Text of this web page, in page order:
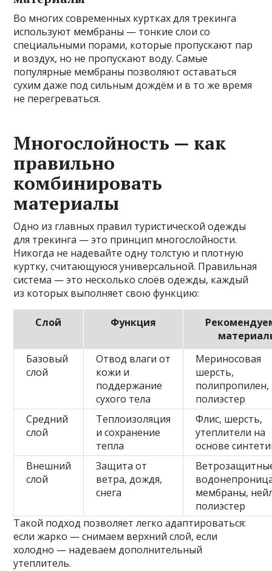
Во многих современных куртках для трекинга
используют мембраны — тонкие слои со
специальными порами, которые пропускают пар
и воздух, но не пропускают воду. Самые
популярные мембраны позволяют оставаться
сухим даже под сильным дождём и в то же время
не перегреваться.
Многослойность — как
правильно
комбинировать
материалы
Одно из главных правил туристической одежды
для трекинга — это принцип многослойности.
Никогда не надевайте одну толстую и плотную
куртку, считающуюся универсальной. Правильная
система — это несколько слоёв одежды, каждый
из которых выполняет свою функцию:
Слой Функция
Базовый
слой
Отвод влаги от
кожи и
поддержание
сухого тела
Мериносовая
шерсть,
полипропилен,
полиэстер
Средний
слой
Теплоизоляция
и сохранение
тепла
Флис, шерсть,
утеплители на
основе
Внешний
слой
Защита от
ветра, дождя,
снега
мембраны,
полиэстер
Такой подход позволяет легко адаптироваться:
если жарко — снимаем верхний слой, если
холодно — надеваем дополнительный
утеплитель.